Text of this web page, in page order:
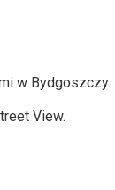
w Bydgoszczy.
View.